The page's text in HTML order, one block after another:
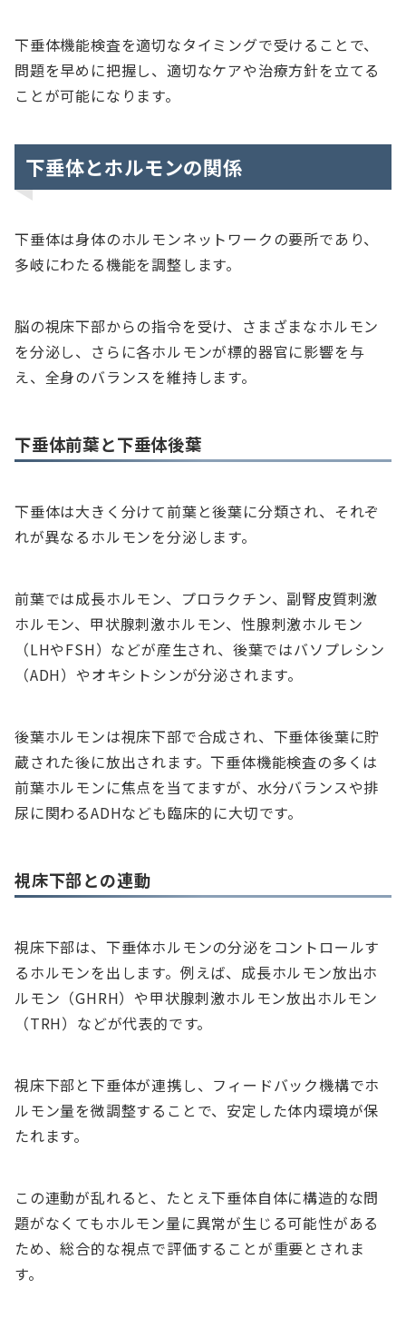
下垂体機能検査を適切なタイミングで受けることで、
問題を早めに把握し、適切なケアや治療方針を立てる
ことが可能になります。
下垂体とホルモンの関係
下垂体は身体のホルモンネットワークの要所であり、
多岐にわたる機能を調整します。
脳の視床下部からの指令を受け、さまざまなホルモン
を分泌し、さらに各ホルモンが標的器官に影響を与
え、全身のバランスを維持します。
下垂体前葉と下垂体後葉
下垂体は大きく分けて前葉と後葉に分類され、それぞ
れが異なるホルモンを分泌します。
前葉では成長ホルモン、プロラクチン、副腎皮質刺激
ホルモン、甲状腺刺激ホルモン、性腺刺激ホルモン
（LHやFSH）などが産生され、後葉ではバソプレシン
（ADH）やオキシトシンが分泌されます。
後葉ホルモンは視床下部で合成され、下垂体後葉に貯
蔵された後に放出されます。下垂体機能検査の多くは
前葉ホルモンに焦点を当てますが、水分バランスや排
尿に関わるADHなども臨床的に大切です。
視床下部との連動
視床下部は、下垂体ホルモンの分泌をコントロールす
るホルモンを出します。例えば、成長ホルモン放出ホ
ルモン（GHRH）や甲状腺刺激ホルモン放出ホルモン
（TRH）などが代表的です。
視床下部と下垂体が連携し、フィードバック機構でホ
ルモン量を微調整することで、安定した体内環境が保
たれます。
この連動が乱れると、たとえ下垂体自体に構造的な問
題がなくてもホルモン量に異常が生じる可能性がある
ため、総合的な視点で評価することが重要とされま
す。